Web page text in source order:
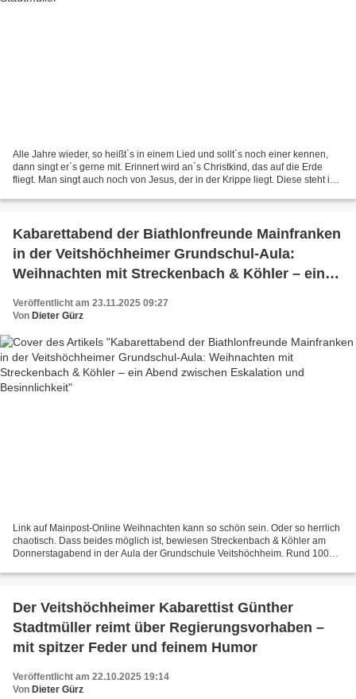
Alle Jahre wieder, so heißt`s in einem Lied und sollt`s noch einer kennen,
dann singt er`s gerne mit. Erinnert wird an`s Christkind, das auf die Erde
fliegt. Man singt auch noch von Jesus, der in der Krippe liegt. Diese steht in
Kabarettabend der Biathlonfreunde Mainfranken
in der Veitshöchheimer Grundschul-Aula:
Weihnachten mit Streckenbach & Köhler – ein
Veröffentlicht am 23.11.2025 09:27
Von Dieter Gürz
Link auf Mainpost-Online Weihnachten kann so schön sein. Oder so herrlich
chaotisch. Dass beides möglich ist, bewiesen Streckenbach & Köhler am
Donnerstagabend in der Aula der Grundschule Veitshöchheim. Rund 100
Der Veitshöchheimer Kabarettist Günther
Stadtmüller reimt über Regierungsvorhaben –
mit spitzer Feder und feinem Humor
Veröffentlicht am 22.10.2025 19:14
Von Dieter Gürz